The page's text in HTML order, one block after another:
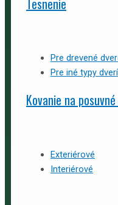
Pre drevené
Pre iné typy dverí
Kovanie na
Exteriérové
Interiérové